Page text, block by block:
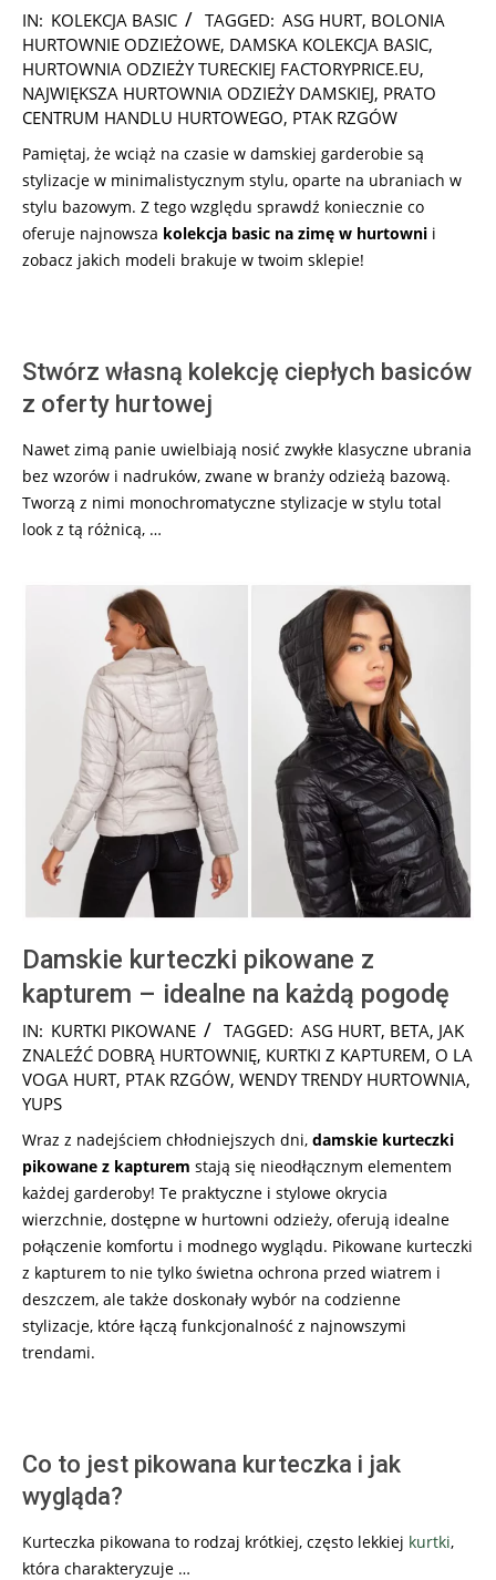
2024-
11-
19
IN: KOLEKCJA BASIC TAGGED: ASG HURT, BOLONIA
HURTOWNIE ODZIEŻOWE, DAMSKA KOLEKCJA BASIC,
HURTOWNIA ODZIEŻY TURECKIEJ FACTORYPRICE.EU,
NAJWIĘKSZA HURTOWNIA ODZIEŻY DAMSKIEJ, PRATO
CENTRUM HANDLU HURTOWEGO, PTAK RZGÓW
Pamiętaj, że wciąż na czasie w damskiej garderobie są
stylizacje w minimalistycznym stylu, oparte na ubraniach w
stylu bazowym. Z tego względu sprawdź koniecznie co
oferuje najnowsza kolekcja basic na zimę w hurtowni i
zobacz jakich modeli brakuje w twoim sklepie!
Stwórz własną kolekcję ciepłych basiców
z oferty hurtowej
Nawet zimą panie uwielbiają nosić zwykłe klasyczne ubrania
bez wzorów i nadruków, zwane w branży odzieżą bazową.
Tworzą z nimi monochromatyczne stylizacje w stylu total
look z tą różnicą, …
Damskie kurteczki pikowane z
kapturem – idealne na każdą pogodę
2024-
11-
18
IN: KURTKI PIKOWANE TAGGED: ASG HURT, BETA, JAK
ZNALEŹĆ DOBRĄ HURTOWNIĘ, KURTKI Z KAPTUREM, O LA
VOGA HURT, PTAK RZGÓW, WENDY TRENDY HURTOWNIA,
YUPS
Wraz z nadejściem chłodniejszych dni, damskie kurteczki
pikowane z kapturem stają się nieodłącznym elementem
każdej garderoby! Te praktyczne i stylowe okrycia
wierzchnie, dostępne w hurtowni odzieży, oferują idealne
połączenie komfortu i modnego wyglądu. Pikowane kurteczki
z kapturem to nie tylko świetna ochrona przed wiatrem i
deszczem, ale także doskonały wybór na codzienne
stylizacje, które łączą funkcjonalność z najnowszymi
trendami.
Co to jest pikowana kurteczka i jak
wygląda?
Kurteczka pikowana to rodzaj krótkiej, często lekkiej kurtki,
która charakteryzuje …